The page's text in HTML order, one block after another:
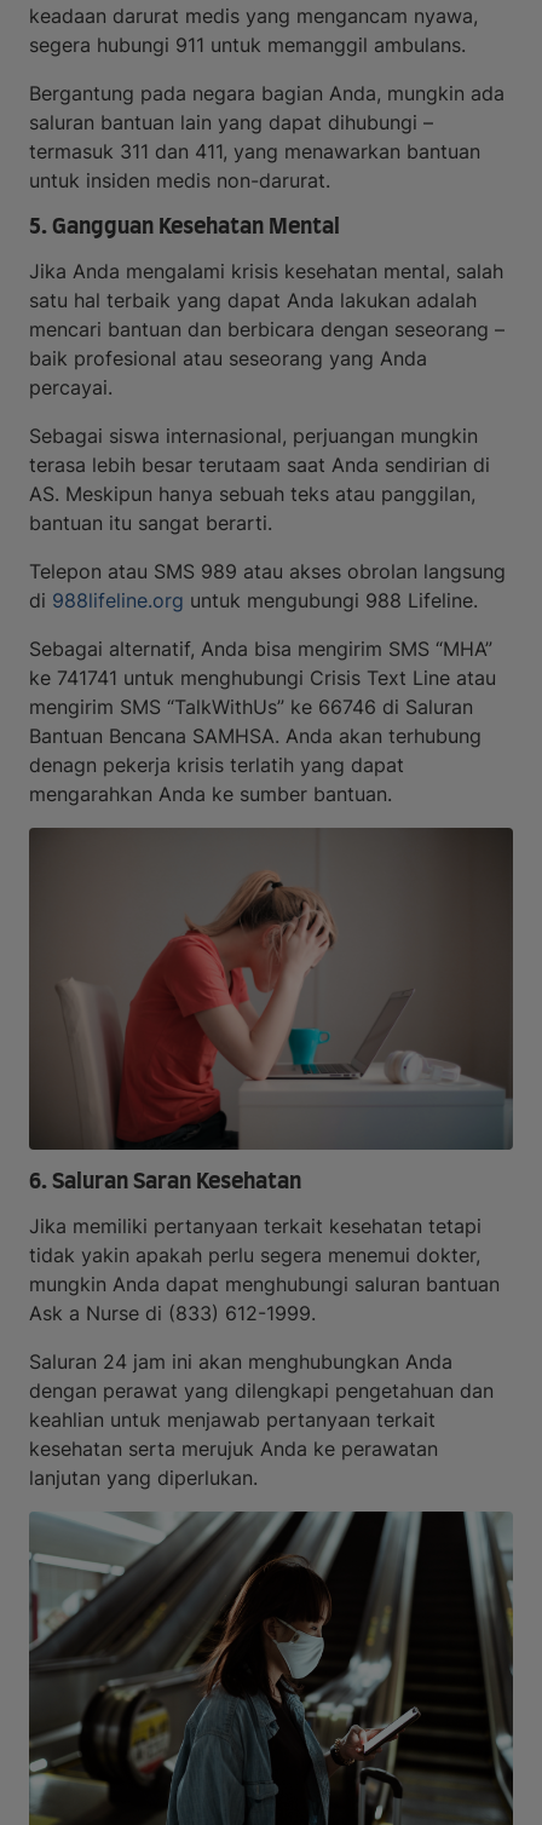
keadaan darurat medis yang mengancam nyawa,
segera hubungi 911 untuk memanggil ambulans.
Bergantung pada negara bagian Anda, mungkin ada
saluran bantuan lain yang dapat dihubungi –
termasuk 311 dan 411, yang menawarkan bantuan
untuk insiden medis non-darurat.
5. Gangguan Kesehatan Mental
Jika Anda mengalami krisis kesehatan mental, salah
satu hal terbaik yang dapat Anda lakukan adalah
mencari bantuan dan berbicara dengan seseorang –
baik profesional atau seseorang yang Anda
percayai.
Sebagai siswa internasional, perjuangan mungkin
terasa lebih besar terutaam saat Anda sendirian di
AS. Meskipun hanya sebuah teks atau panggilan,
bantuan itu sangat berarti.
Telepon atau SMS 989 atau akses obrolan langsung
di 988lifeline.org untuk mengubungi 988 Lifeline.
Sebagai alternatif, Anda bisa mengirim SMS “MHA”
ke 741741 untuk menghubungi Crisis Text Line atau
mengirim SMS “TalkWithUs” ke 66746 di Saluran
Bantuan Bencana SAMHSA. Anda akan terhubung
denagn pekerja krisis terlatih yang dapat
mengarahkan Anda ke sumber bantuan.
6. Saluran Saran Kesehatan
Jika memiliki pertanyaan terkait kesehatan tetapi
tidak yakin apakah perlu segera menemui dokter,
mungkin Anda dapat menghubungi saluran bantuan
Ask a Nurse di (833) 612-1999.
Saluran 24 jam ini akan menghubungkan Anda
dengan perawat yang dilengkapi pengetahuan dan
keahlian untuk menjawab pertanyaan terkait
kesehatan serta merujuk Anda ke perawatan
lanjutan yang diperlukan.